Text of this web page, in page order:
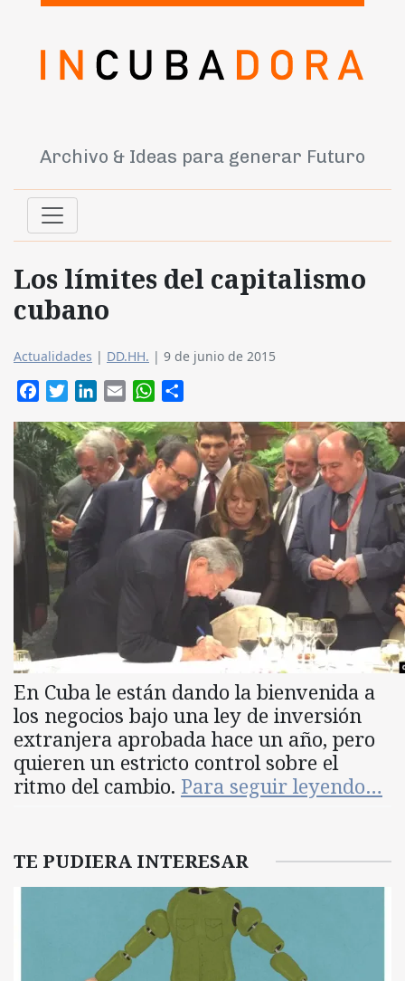
Archivo & Ideas para generar Futuro
Los límites del capitalismo
cubano
Actualidades | DD.HH. | 9 de junio de 2015
FacebookTwitterLinkedIn
Email WhatsApp
En Cuba le están dando la bienvenida a
los negocios bajo una ley de inversión
extranjera aprobada hace un año, pero
quieren un estricto control sobre el
ritmo del cambio. Para seguir leyendo…
TE PUDIERA INTERESAR